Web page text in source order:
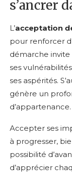
s’ancrer
L’acceptation
pour renforcer
démarche invite
ses
ses aspérités.
génère un
d’appartenance.
Accepter ses
à progresser,
possibilité
d’apprécier